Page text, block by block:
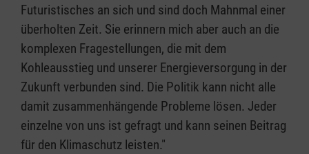
Futuristisches an sich und sind doch Mahnmal einer
überholten Zeit. Sie erinnern mich aber auch an die
komplexen Fragestellungen, die mit dem
Kohleausstieg und unserer Energieversorgung in der
Zukunft verbunden sind. Die Politik kann nicht alle
damit zusammenhängende Probleme lösen. Jeder
einzelne von uns ist gefragt und kann seinen Beitrag
für den Klimaschutz leisten."